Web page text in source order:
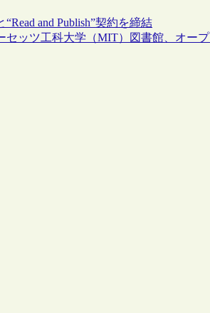
and Publish”契約を締結
ッツ工科大学（MIT）図書館、オー